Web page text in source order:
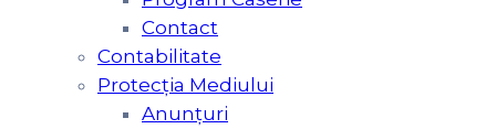
Contact
Contabilitate
Protecția Mediului
Anunțuri